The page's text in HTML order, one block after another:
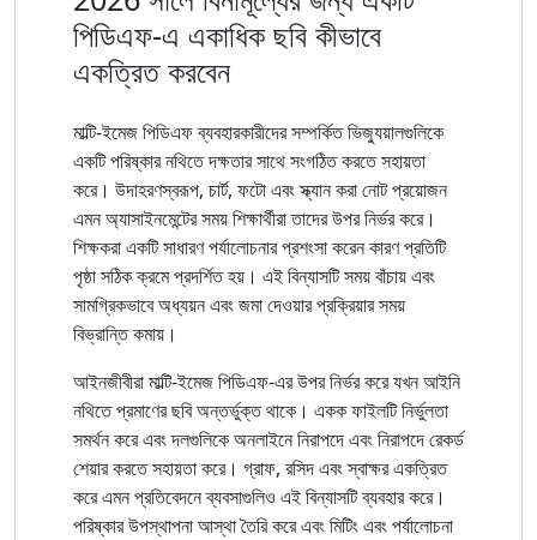
পিডিএফ-এ একাধিক ছবি কীভাবে
একত্রিত করবেন
মাল্টি-ইমেজ পিডিএফ ব্যবহারকারীদের সম্পর্কিত ভিজ্যুয়ালগুলিকে
একটি পরিষ্কার নথিতে দক্ষতার সাথে সংগঠিত করতে সহায়তা
করে। উদাহরণস্বরূপ, চার্ট, ফটো এবং স্ক্যান করা নোট প্রয়োজন
এমন অ্যাসাইনমেন্টের সময় শিক্ষার্থীরা তাদের উপর নির্ভর করে।
শিক্ষকরা একটি সাধারণ পর্যালোচনার প্রশংসা করেন কারণ প্রতিটি
পৃষ্ঠা সঠিক ক্রমে প্রদর্শিত হয়। এই বিন্যাসটি সময় বাঁচায় এবং
সামগ্রিকভাবে অধ্যয়ন এবং জমা দেওয়ার প্রক্রিয়ার সময়
বিভ্রান্তি কমায়।
আইনজীবীরা মাল্টি-ইমেজ পিডিএফ-এর উপর নির্ভর করে যখন আইনি
নথিতে প্রমাণের ছবি অন্তর্ভুক্ত থাকে। একক ফাইলটি নির্ভুলতা
সমর্থন করে এবং দলগুলিকে অনলাইনে নিরাপদে এবং নিরাপদে রেকর্ড
শেয়ার করতে সহায়তা করে। গ্রাফ, রসিদ এবং স্বাক্ষর একত্রিত
করে এমন প্রতিবেদনে ব্যবসাগুলিও এই বিন্যাসটি ব্যবহার করে।
পরিষ্কার উপস্থাপনা আস্থা তৈরি করে এবং মিটিং এবং পর্যালোচনা